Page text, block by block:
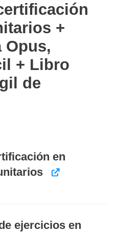
+
Opus,
+ Libro
de
en
ejercicios en